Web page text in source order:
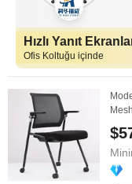
Hızlı Yanıt
Ofis Koltuğu içinde